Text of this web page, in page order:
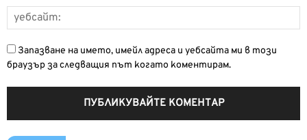
Запазване на името, имейл адреса и уебсайта ми в този
браузър за следващия път когато коментирам.